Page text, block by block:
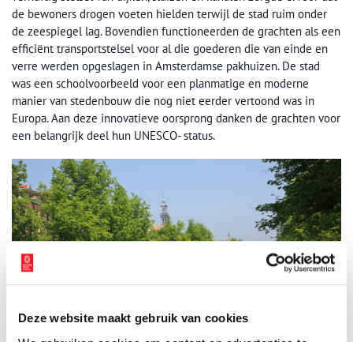
Deze website maakt gebruik van cookies
de bewoners drogen voeten hielden terwijl de stad ruim onder
de zeespiegel lag. Bovendien functioneerden de grachten als een
efficiënt transportstelsel voor al die goederen die van einde en
verre werden opgeslagen in Amsterdamse pakhuizen. De stad
was een schoolvoorbeeld voor een planmatige en moderne
manier van stedenbouw die nog niet eerder vertoond was in
Europa. Aan deze innovatieve oorsprong danken de grachten voor
een belangrijk deel hun UNESCO- status.